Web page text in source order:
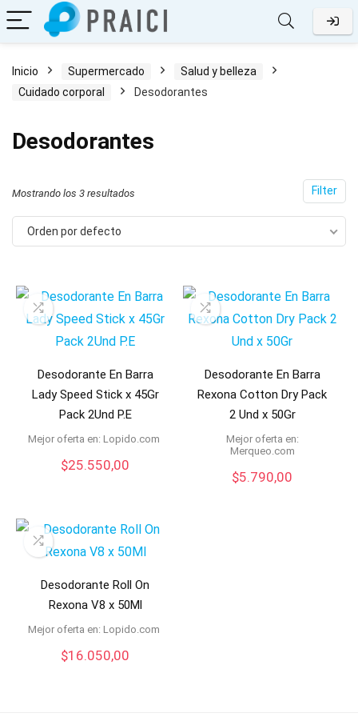
Inicio Supermercado
Salud y belleza
Cuidado corporal
Desodorantes
Desodorantes
Filter
Mostrando los 3 resultados
Orden por defecto
Desodorante En Barra
Lady Speed Stick x 45Gr
Pack 2Und P.E
Mejor oferta en: lopido.com
$25.550,00
Desodorante En Barra
Rexona Cotton Dry Pack
2 Und x 50Gr
Mejor oferta en:
merqueo.com
$5.790,00
Desodorante Roll On
Rexona V8 x 50Ml
Mejor oferta en: lopido.com
$16.050,00